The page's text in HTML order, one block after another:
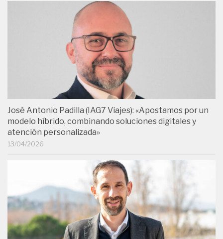
José Antonio Padilla (IAG7 Viajes): «Apostamos por un
modelo híbrido, combinando soluciones digitales y
atención personalizada»
13/04/2026